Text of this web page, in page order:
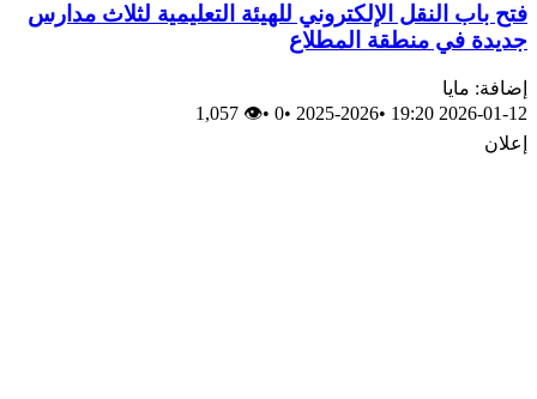
فتح باب النقل الإلكتروني للهيئة التعليمية لثلاث مدارس
جديدة في منطقة المطلاع
إضافة: مايا
2026-01-12 19:20
•
2025-2026
•
0
•
👁 1,057
إعلان